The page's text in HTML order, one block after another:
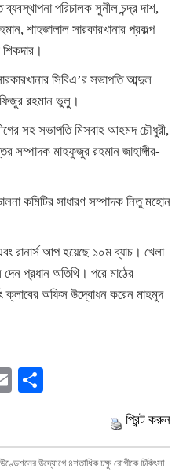
পরিচালক সুনীল চন্দ্র দাশ,
শাহজালাল সারকারখানার প্রকল্প
সিবিএ’র সভাপতি আব্দুল
রহমান ভুলু।
সহ সভাপতি মিসবাহ আহমদ চৌধুরী,
সম্পাদক মাহফুজুর রহমান জাহাঙ্গীর-
কমিটির সাধারণ সম্পাদক নিতু মহোন
রানার্স আপ হয়েছে ১০ম ব্যাচ। খেলা
প্রধান অতিথি। পরে মাঠের
ক্লাবের অফিস উদ্বোধন করেন মাহমুদ
Email
প্রিন্ট করুন
উদ্যোগে ৪শতাধিক চক্ষু রোগীকে চিকিৎসা